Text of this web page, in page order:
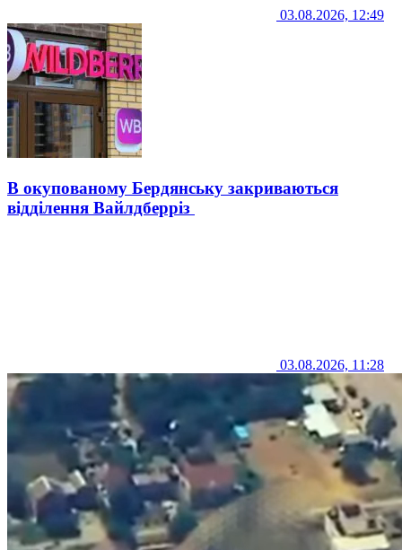
03.08.2026, 12:49
В окупованому Бердянську закриваються
відділення Вайлдберріз
03.08.2026, 11:28